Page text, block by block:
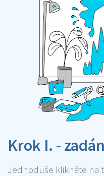
Krok I. -
Jednoduše klikněte na